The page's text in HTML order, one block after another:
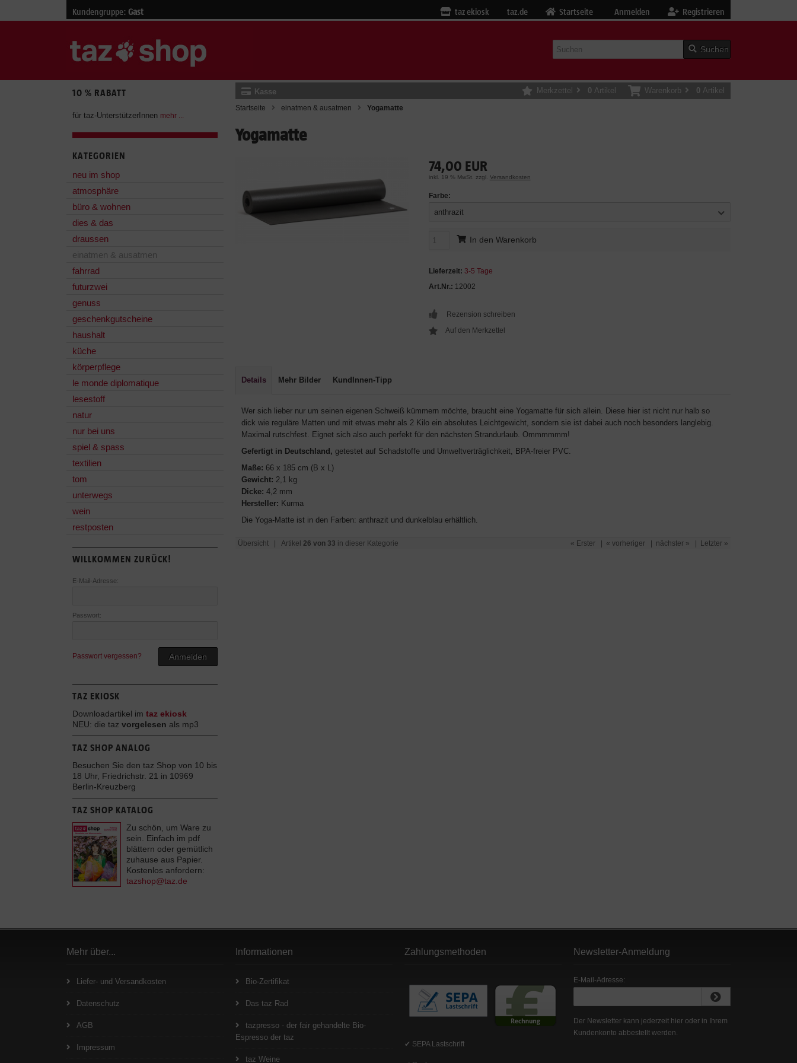
Kundengruppe: Gast Registrieren
Anmelden
Startseite
taz.de
taz ekiosk
Suchen
Kasse Warenkorb 0 Artikel
Merkzettel 0 Artikel
Startseite einatmen & ausatmen Yogamatte
Yogamatte
74,00 EUR
inkl. 19 % MwSt. zzgl. Versandkosten
Farbe:
anthrazit
In den Warenkorb
Lieferzeit: 3-5 Tage
Art.Nr.: 12002
Rezension schreiben
Details Mehr Bilder KundInnen-Tipp
Wer sich lieber nur um seinen eigenen Schweiß kümmern möchte, braucht eine Yogamatte für sich allein. Diese hier ist nicht nur halb so
dick wie reguläre Matten und mit etwas mehr als 2 Kilo ein absolutes Leichtgewicht, sondern sie ist dabei auch noch besonders langlebig.
Maximal rutschfest. Eignet sich also auch perfekt für den nächsten Strandurlaub. Ommmmmm!
Gefertigt in Deutschland, getestet auf Schadstoffe und Umweltverträglichkeit, BPA-freier PVC.
Maße: 66 x 185 cm (B x L)
Gewicht: 2,1 kg
Dicke: 4,2 mm
Hersteller: Kurma
Die Yoga-Matte ist in den Farben: anthrazit und dunkelblau erhältlich.
Übersicht | Artikel 26 von 33 in dieser Kategorie « Erster « vorheriger nächster » Letzter »
10 % RABATT
für taz-UnterstützerInnen mehr ...
KATEGORIEN
neu im shop
atmosphäre
büro & wohnen
dies & das
draussen
einatmen & ausatmen
fahrrad
futurzwei
genuss
geschenkgutscheine
haushalt
küche
körperpflege
le monde diplomatique
lesestoff
natur
nur bei uns
spiel & spass
textilien
tom
unterwegs
wein
restposten
WILLKOMMEN ZURÜCK!
E-Mail-Adresse:
Passwort:
Passwort vergessen? Anmelden
TAZ EKIOSK
Downloadartikel im taz ekiosk
NEU: die taz vorgelesen als mp3
TAZ SHOP ANALOG
Besuchen Sie den taz Shop von 10 bis
18 Uhr, Friedrichstr. 21 in 10969
Berlin-Kreuzberg
TAZ SHOP KATALOG
Zu schön, um Ware zu
sein. Einfach im pdf
blättern oder gemütlich
zuhause aus Papier.
Kostenlos anfordern:
tazshop@taz.de
Mehr über...
Liefer- und Versandkosten
Datenschutz
AGB
Impressum
Informationen
Bio-Zertifikat
Das taz Rad
tazpresso - der fair gehandelte Bio-
Espresso der taz
taz Weine
Zahlungsmethoden
✔ SEPA Lastschrift
Newsletter-Anmeldung
E-Mail-Adresse:
Der Newsletter kann jederzeit hier oder in Ihrem
Kundenkonto abbestellt werden.